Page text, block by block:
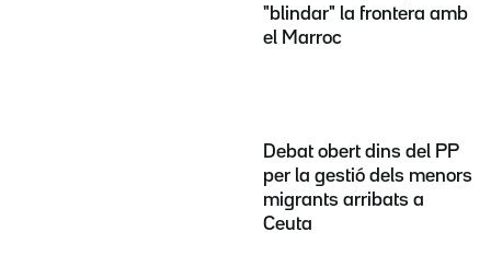
"blindar" la frontera amb
el Marroc
Debat obert dins del PP
per la gestió dels menors
migrants arribats a
Ceuta